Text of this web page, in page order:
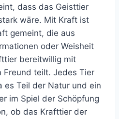
dass das Geisttier
wäre. Mit Kraft ist
gemeint, die aus
oder Weisheit
bereitwillig mit
Freund teilt. Jedes Tier
Teil der Natur und ein
im Spiel der Schöpfung
ob das Krafttier der